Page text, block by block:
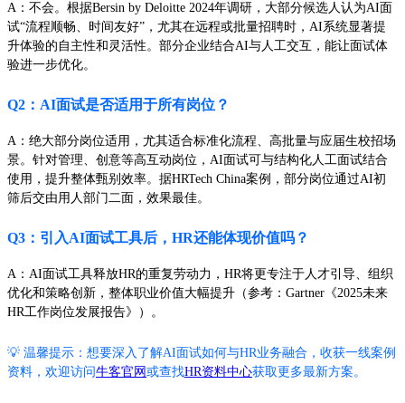
A：不会。根据Bersin by Deloitte 2024年调研，大部分候选人认为AI面
试“流程顺畅、时间友好”，尤其在远程或批量招聘时，AI系统显著提
升体验的自主性和灵活性。部分企业结合AI与人工交互，能让面试体
验进一步优化。
Q2：AI面试是否适用于所有岗位？
A：绝大部分岗位适用，尤其适合标准化流程、高批量与应届生校招场
景。针对管理、创意等高互动岗位，AI面试可与结构化人工面试结合
使用，提升整体甄别效率。据HRTech China案例，部分岗位通过AI初
筛后交由用人部门二面，效果最佳。
Q3：引入AI面试工具后，HR还能体现价值吗？
A：AI面试工具释放HR的重复劳动力，HR将更专注于人才引导、组织
优化和策略创新，整体职业价值大幅提升（参考：Gartner《2025未来
HR工作岗位发展报告》）。
💡 温馨提示：想要深入了解AI面试如何与HR业务融合，收获一线案例
资料，欢迎访问牛客官网 或查找HR资料中心获取更多最新方案。